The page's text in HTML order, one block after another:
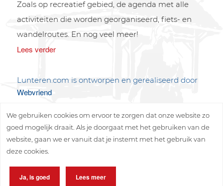
Zoals op recreatief gebied, de agenda met alle
activiteiten die worden georganiseerd, fiets- en
wandelroutes. En nog veel meer!
Lees verder
Lunteren.com is ontworpen en gerealiseerd door
Webvriend
We gebruiken cookies om ervoor te zorgen dat onze website zo
goed mogelijk draait. Als je doorgaat met het gebruiken van de
website, gaan we er vanuit dat je instemt met het gebruik van
deze cookies.
Ja, is goed Lees meer